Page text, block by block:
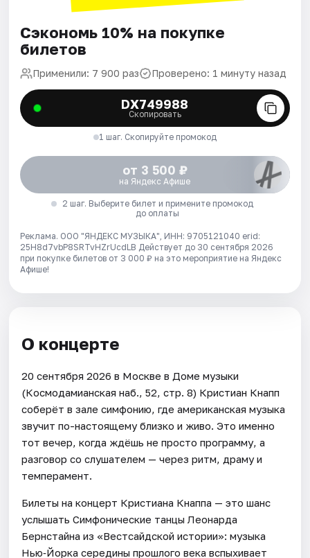
Сэкономь 10% на покупке
билетов
Применили: 7 900 раз Проверено: 1 минуту назад
DX749988
Скопировать
1 шаг. Скопируйте промокод
от 3 500 ₽
на Яндекс Афише
2 шаг. Выберите билет и примените промокод
до оплаты
Реклама. ООО "ЯНДЕКС МУЗЫКА", ИНН: 9705121040 erid:
25H8d7vbP8SRTvHZrUcdLB Действует до 30 сентября 2026
при покупке билетов от 3 000 ₽ на это мероприятие на Яндекс
Афише!
О концерте
20 сентября 2026 в Москве в Доме музыки
(Космодамианская наб., 52, стр. 8) Кристиан Кнапп
соберёт в зале симфонию, где американская музыка
звучит по-настоящему близко и живо. Это именно
тот вечер, когда ждёшь не просто программу, а
разговор со слушателем — через ритм, драму и
темперамент.
Билеты на концерт Кристиана Кнаппа — это шанс
услышать Симфонические танцы Леонарда
Бернстайна из «Вестсайдской истории»: музыка
Нью‑Йорка середины прошлого века вспыхивает